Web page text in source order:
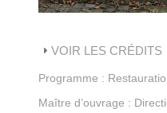
VOIR LES CRÉDITS
Programme :
Maître d’ouvrage :